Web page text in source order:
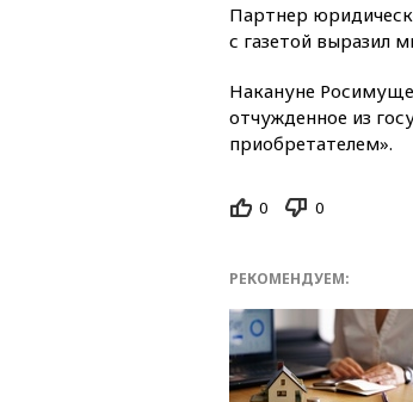
Партнер
с газетой выразил
Накануне
отчужденное из
приобретателем».
0 0
РЕКОМЕНДУЕМ: